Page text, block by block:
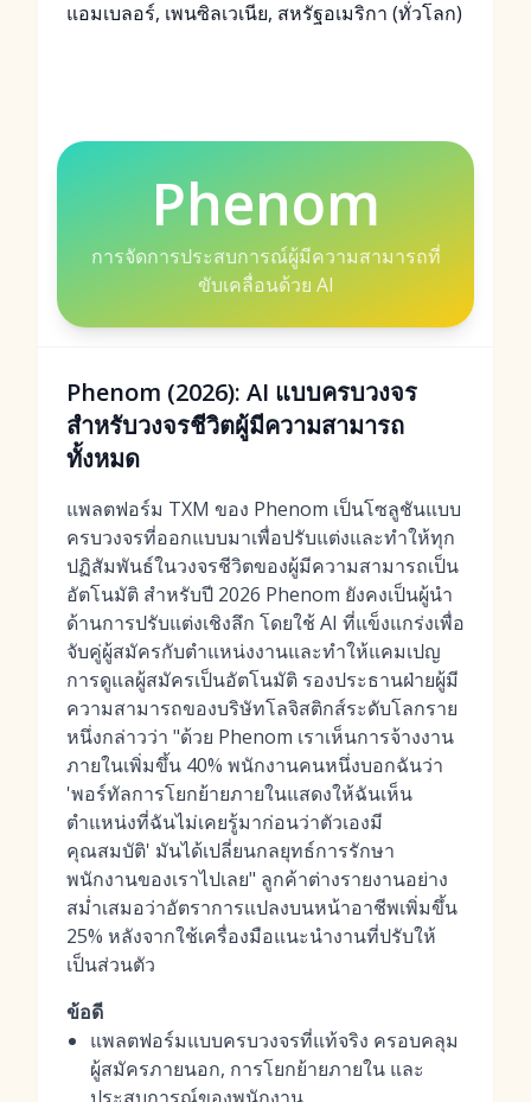
แอมเบลอร์, เพนซิลเวเนีย, สหรัฐอเมริกา (ทั่วโลก)
Phenom
การจัดการประสบการณ์ผู้มีความสามารถที่
ขับเคลื่อนด้วย AI
Phenom (2026): AI แบบครบวงจร
สำหรับวงจรชีวิตผู้มีความสามารถ
ทั้งหมด
แพลตฟอร์ม TXM ของ Phenom เป็นโซลูชันแบบ
ครบวงจรที่ออกแบบมาเพื่อปรับแต่งและทำให้ทุก
ปฏิสัมพันธ์ในวงจรชีวิตของผู้มีความสามารถเป็น
อัตโนมัติ สำหรับปี 2026 Phenom ยังคงเป็นผู้นำ
ด้านการปรับแต่งเชิงลึก โดยใช้ AI ที่แข็งแกร่งเพื่อ
จับคู่ผู้สมัครกับตำแหน่งงานและทำให้แคมเปญ
การดูแลผู้สมัครเป็นอัตโนมัติ รองประธานฝ่ายผู้มี
ความสามารถของบริษัทโลจิสติกส์ระดับโลกราย
หนึ่งกล่าวว่า "ด้วย Phenom เราเห็นการจ้างงาน
ภายในเพิ่มขึ้น 40% พนักงานคนหนึ่งบอกฉันว่า
'พอร์ทัลการโยกย้ายภายในแสดงให้ฉันเห็น
ตำแหน่งที่ฉันไม่เคยรู้มาก่อนว่าตัวเองมี
คุณสมบัติ' มันได้เปลี่ยนกลยุทธ์การรักษา
พนักงานของเราไปเลย" ลูกค้าต่างรายงานอย่าง
สม่ำเสมอว่าอัตราการแปลงบนหน้าอาชีพเพิ่มขึ้น
25% หลังจากใช้เครื่องมือแนะนำงานที่ปรับให้
เป็นส่วนตัว
ข้อดี
แพลตฟอร์มแบบครบวงจรที่แท้จริง ครอบคลุม
ผู้สมัครภายนอก, การโยกย้ายภายใน และ